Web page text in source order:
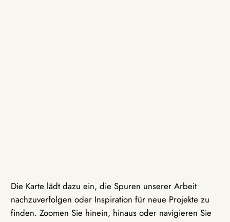
Die Karte lädt dazu ein, die Spuren unserer Arbeit
nachzuverfolgen oder Inspiration für neue Projekte zu
finden. Zoomen Sie hinein, hinaus oder navigieren Sie